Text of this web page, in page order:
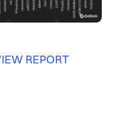
REPORT